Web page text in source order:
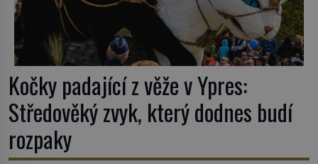
Kočky padající z věže v Ypres:
Středověký zvyk, který dodnes budí
rozpaky